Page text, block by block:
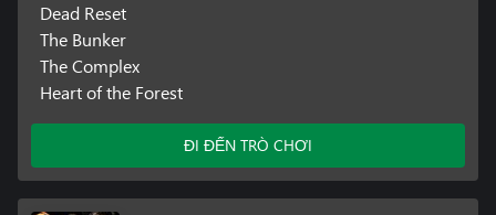
Dead Reset
The Bunker
The Complex
Heart of the Forest
ĐI ĐẾN TRÒ CHƠI